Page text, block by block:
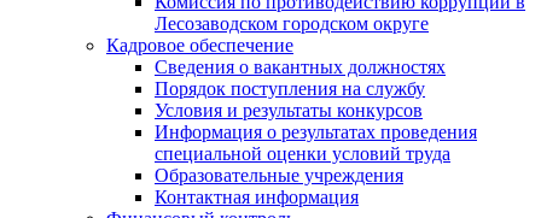
Лесозаводском городском округе
Кадровое обеспечение
Сведения о вакантных должностях
Порядок поступления на службу
Условия и результаты конкурсов
Информация о результатах проведения
специальной оценки условий труда
Образовательные учреждения
Контактная информация